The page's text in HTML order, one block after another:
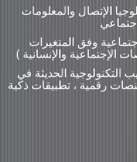
الإتصال والمعلومات
وفق المتغيرات
التكنولوجية الحديثة في
رقمية ، تطبيقات ذكية